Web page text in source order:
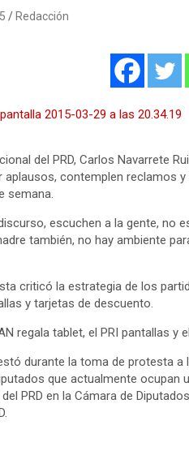
Redacción
del PRD, Carlos Navarrete
aplausos, contemplen reclamos
semana.
escuchen a la gente, no
también, no hay ambiente
criticó la estrategia de los
y tarjetas de descuento.
regala tablet, el PRI pantallas
durante la toma de protesta a
que actualmente ocupan
PRD en la Cámara de